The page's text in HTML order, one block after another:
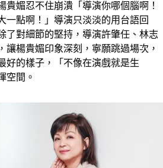
，卻提升了屬於「家」的生活感，只
貴媚忍不住崩潰「導演你哪個腦啊！
一點啊！」導演只淡淡的用台語回
了對細節的堅持，導演許肇任、林志
讓楊貴媚印象深刻，寧願跳過場次，
好的樣子，「不像在演戲就是生